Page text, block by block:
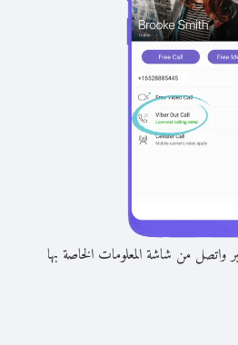
واتصل من شاشة المعلومات الخاصة بها